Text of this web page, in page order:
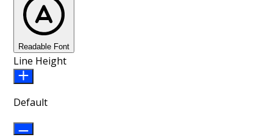
Readable Font
Line Height
Default